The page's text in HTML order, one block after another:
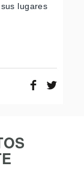
lugares